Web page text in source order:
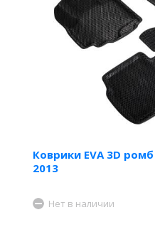
Коврики EVA 3D
2013
Нет в наличии